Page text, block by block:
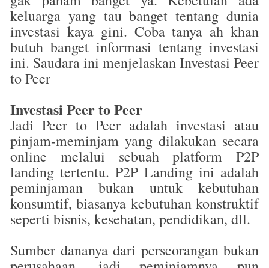
keluarga yang tau banget tentang dunia
investasi kaya gini. Coba tanya ah khan
butuh banget informasi tentang investasi
ini. Saudara ini menjelaskan Investasi Peer
to Peer
Investasi Peer to Peer
Jadi Peer to Peer adalah investasi atau
pinjam-meminjam yang dilakukan secara
online melalui sebuah platform P2P
landing tertentu. P2P Landing ini adalah
peminjaman bukan untuk kebutuhan
konsumtif, biasanya kebutuhan konstruktif
seperti bisnis, kesehatan, pendidikan, dll.
Sumber dananya dari perseorangan bukan